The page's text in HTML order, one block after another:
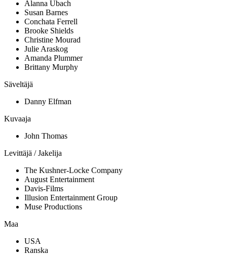
Alanna Ubach
Susan Barnes
Conchata Ferrell
Brooke Shields
Christine Mourad
Julie Araskog
Amanda Plummer
Brittany Murphy
Säveltäjä
Danny Elfman
Kuvaaja
John Thomas
Levittäjä / Jakelija
The Kushner-Locke Company
August Entertainment
Davis-Films
Illusion Entertainment Group
Muse Productions
Maa
USA
Ranska